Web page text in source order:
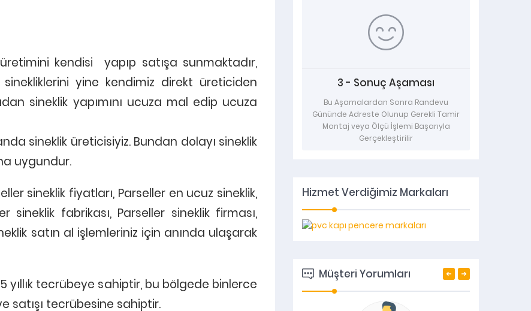
kendisi yapıp satışa sunmaktadır,
sinekliklerini yine kendimiz direkt üreticiden
sineklik yapımını ucuza mal edip ucuza
sineklik üreticisiyiz. Bundan dolayı sineklik
uygundur.
sineklik fiyatları, Parseller en ucuz sineklik,
sineklik fabrikası, Parseller sineklik firması,
satın al işlemleriniz için anında ulaşarak
tecrübeye sahiptir, bu bölgede binlerce
satışı tecrübesine sahiptir.
Aşaması
61 78 Numaralı Telefon Bizi
2 - Tespit Aşaması
Özellikle Arızalı Pencere Taleplerinde
Çözümü ve Fiyatı Netleştirilir
3 - Sonuç Aşaması
Bu Aşamalardan Sonra Randevu
Gününde Adreste Olunup Gerekli Tamir
Montaj veya Ölçü İşlemi Başarıyla
Gerçekleştirilir
Hizmet Verdiğimiz Markaları
Müşteri Yorumları